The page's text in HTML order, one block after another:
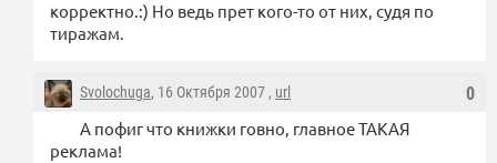
корректно.:) Но ведь прет кого-то от них, судя по
тиражам.
0
Svolochuga, 16 Октября 2007 , url
А пофиг что книжки говно, главное ТАКАЯ
реклама!